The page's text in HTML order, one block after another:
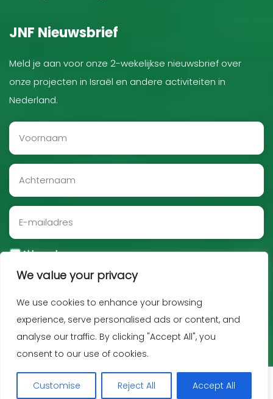
We value your privacy
We use cookies to enhance your browsing
experience, serve personalised ads or content, and
analyse our traffic. By clicking "Accept All", you
consent to our use of cookies.
Customise Reject All Accept All
JNF Nieuwsbrief
Meld je aan voor onze 2-wekelijkse nieuwsbrief over
onze projecten in Israël en andere activiteiten in
Nederland.
Akkoord
Privacy policy Disclaimer